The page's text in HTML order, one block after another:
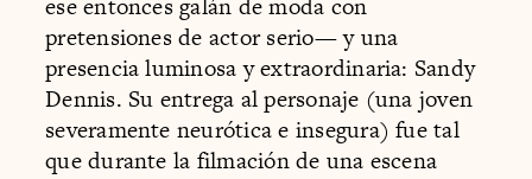
ese entonces galán de moda con
pretensiones de actor serio— y una
presencia luminosa y extraordinaria: Sandy
Dennis. Su entrega al personaje (una joven
severamente neurótica e insegura) fue tal
que durante la filmación de una escena